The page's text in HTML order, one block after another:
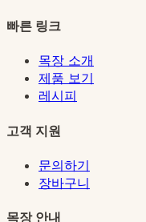
빠른 링크
목장 소개
제품 보기
레시피
고객 지원
문의하기
장바구니
목장 안내